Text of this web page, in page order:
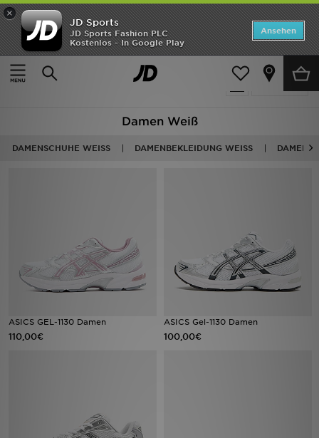
×
JD Sports
JD Sports Fashion PLC
Kostenlos - In Google Play
Ansehen
Home
Frauen
Verfeinern
358 Produkte
Damen Weiß
DAMENSCHUHE WEISS DAMENBEKLEIDUNG WEISS DAMEN
ASICS GEL-1130 Damen
110,00€
ASICS Gel-1130 Damen
100,00€
ANGEBOTE
Neuheiten
Kinder
Sport
Lade die APP